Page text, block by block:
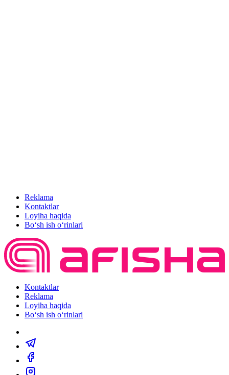
Reklama
Kontaktlar
Loyiha haqida
Bo‘sh ish o‘rinlari
Kontaktlar
Reklama
Loyiha haqida
Bo‘sh ish o‘rinlari